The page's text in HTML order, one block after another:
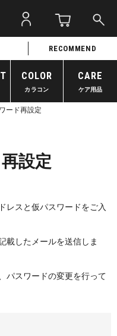
RECOMMEND
COLOR
カラコン
CARE
ケア用品
ード再設定
設定
レスと仮パスワードをご入
載したメールを送信しま
パスワードの変更を行って